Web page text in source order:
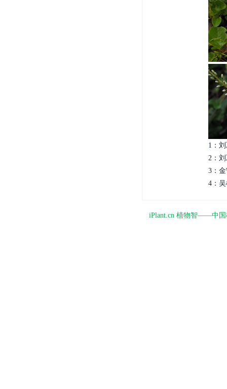
1：
2：
3：金
4：
iPlant.cn 植物智——中国